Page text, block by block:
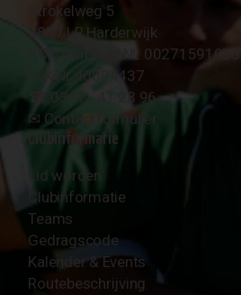
Strokelweg 5
3847 LR Harderwijk
BTW Nummer NL 002715910B01
KvK Nr 40094437
☎︎ 0341 - 41 28 96
✉︎ Contactformulier
Clubinformatie
Lid worden
Clubinformatie
Teams
Gedragscode
Kalender & Events
Routebeschrijving